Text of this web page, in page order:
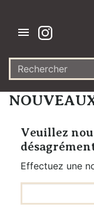

Veuillez
Effectuez une